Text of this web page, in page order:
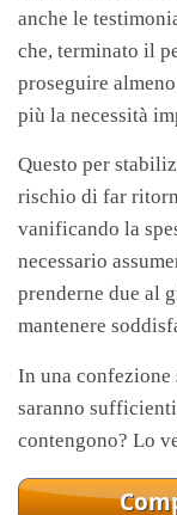
anche le
che, terminato il
proseguire
più la necessità
Questo per
rischio di far
vanificando la
necessario
prenderne due al
mantenere
In una confezione
saranno
contengono? Lo